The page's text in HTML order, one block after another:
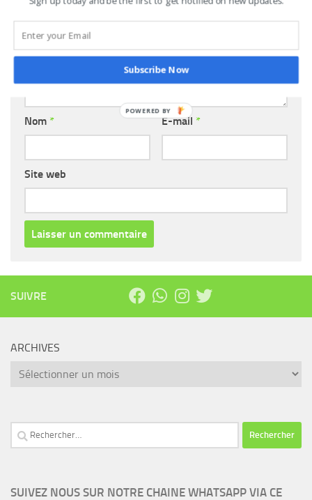
Commentaire*
Nom * E-mail *
Site web
SUIVRE
ARCHIVES
Archives
Rechercher :
SUIVEZ NOUS SUR NOTRE CHAINE WHATSAPP VIA CE
Subscribe Now